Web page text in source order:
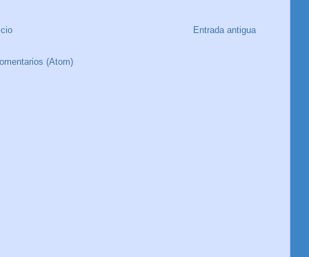
Entrada antigua
(Atom)